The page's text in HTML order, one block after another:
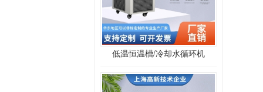
低温恒温槽/冷却水循环机